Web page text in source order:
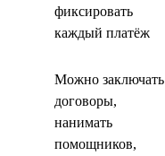
фиксировать
каждый платёж
Можно заключать
договоры,
нанимать
помощников,